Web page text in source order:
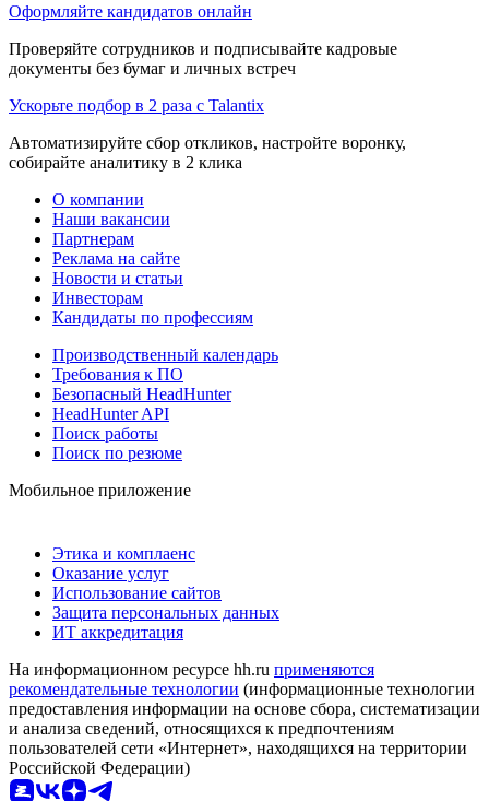
Оформляйте кандидатов онлайн
Проверяйте сотрудников и подписывайте кадровые
документы без бумаг и личных встреч
Ускорьте подбор в 2 раза с Talantix
Автоматизируйте сбор откликов, настройте воронку,
собирайте аналитику в 2 клика
О компании
Наши вакансии
Партнерам
Реклама на сайте
Новости и статьи
Инвесторам
Кандидаты по профессиям
Производственный календарь
Требования к ПО
Безопасный HeadHunter
HeadHunter API
Поиск работы
Поиск по резюме
Мобильное приложение
Этика и комплаенс
Оказание услуг
Использование сайтов
Защита персональных данных
ИТ аккредитация
На информационном ресурсе hh.ru применяются
рекомендательные технологии (информационные технологии
предоставления информации на основе сбора, систематизации
и анализа сведений, относящихся к предпочтениям
пользователей сети «Интернет», находящихся на территории
Российской Федерации)